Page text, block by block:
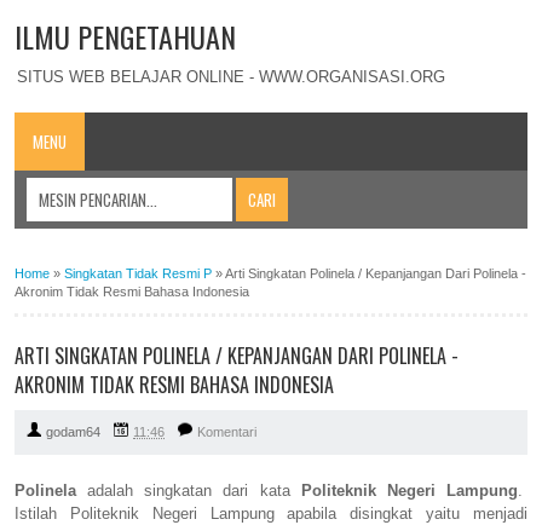
ILMU PENGETAHUAN
SITUS WEB BELAJAR ONLINE - WWW.ORGANISASI.ORG
MENU
Home » Singkatan Tidak Resmi P »Arti Singkatan Polinela / Kepanjangan Dari Polinela -
Akronim Tidak Resmi Bahasa Indonesia
ARTI SINGKATAN POLINELA / KEPANJANGAN DARI POLINELA -
AKRONIM TIDAK RESMI BAHASA INDONESIA
godam64 11:46 Komentari
Polinelaadalah singkatan dari kata Politeknik Negeri Lampung.
Istilah Politeknik Negeri Lampung apabila disingkat yaitu menjadi